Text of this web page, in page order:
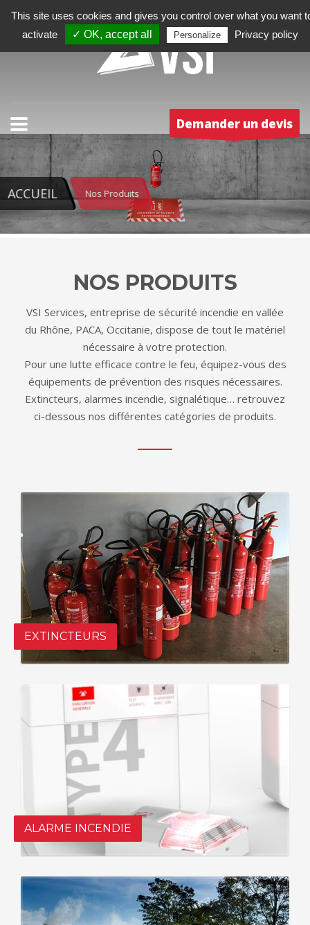
Demander un devis
ACCUEIL Nos Produits
NOS PRODUITS
VSI Services, entreprise de sécurité incendie en vallée
du Rhône, PACA, Occitanie, dispose de tout le matériel
nécessaire à votre protection.
Pour une lutte efficace contre le feu, équipez-vous des
équipements de prévention des risques nécessaires.
Extincteurs, alarmes incendie, signalétique… retrouvez
ci-dessous nos différentes catégories de produits.
EXTINCTEURS
ALARME INCENDIE
This site uses cookies and gives you control over what you want
activate
✓ OK, accept all Personalize Privacy policy